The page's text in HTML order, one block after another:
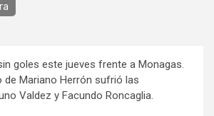
goles este jueves frente a Monagas.
de Mariano Herrón sufrió las
Valdez y Facundo Roncaglia.